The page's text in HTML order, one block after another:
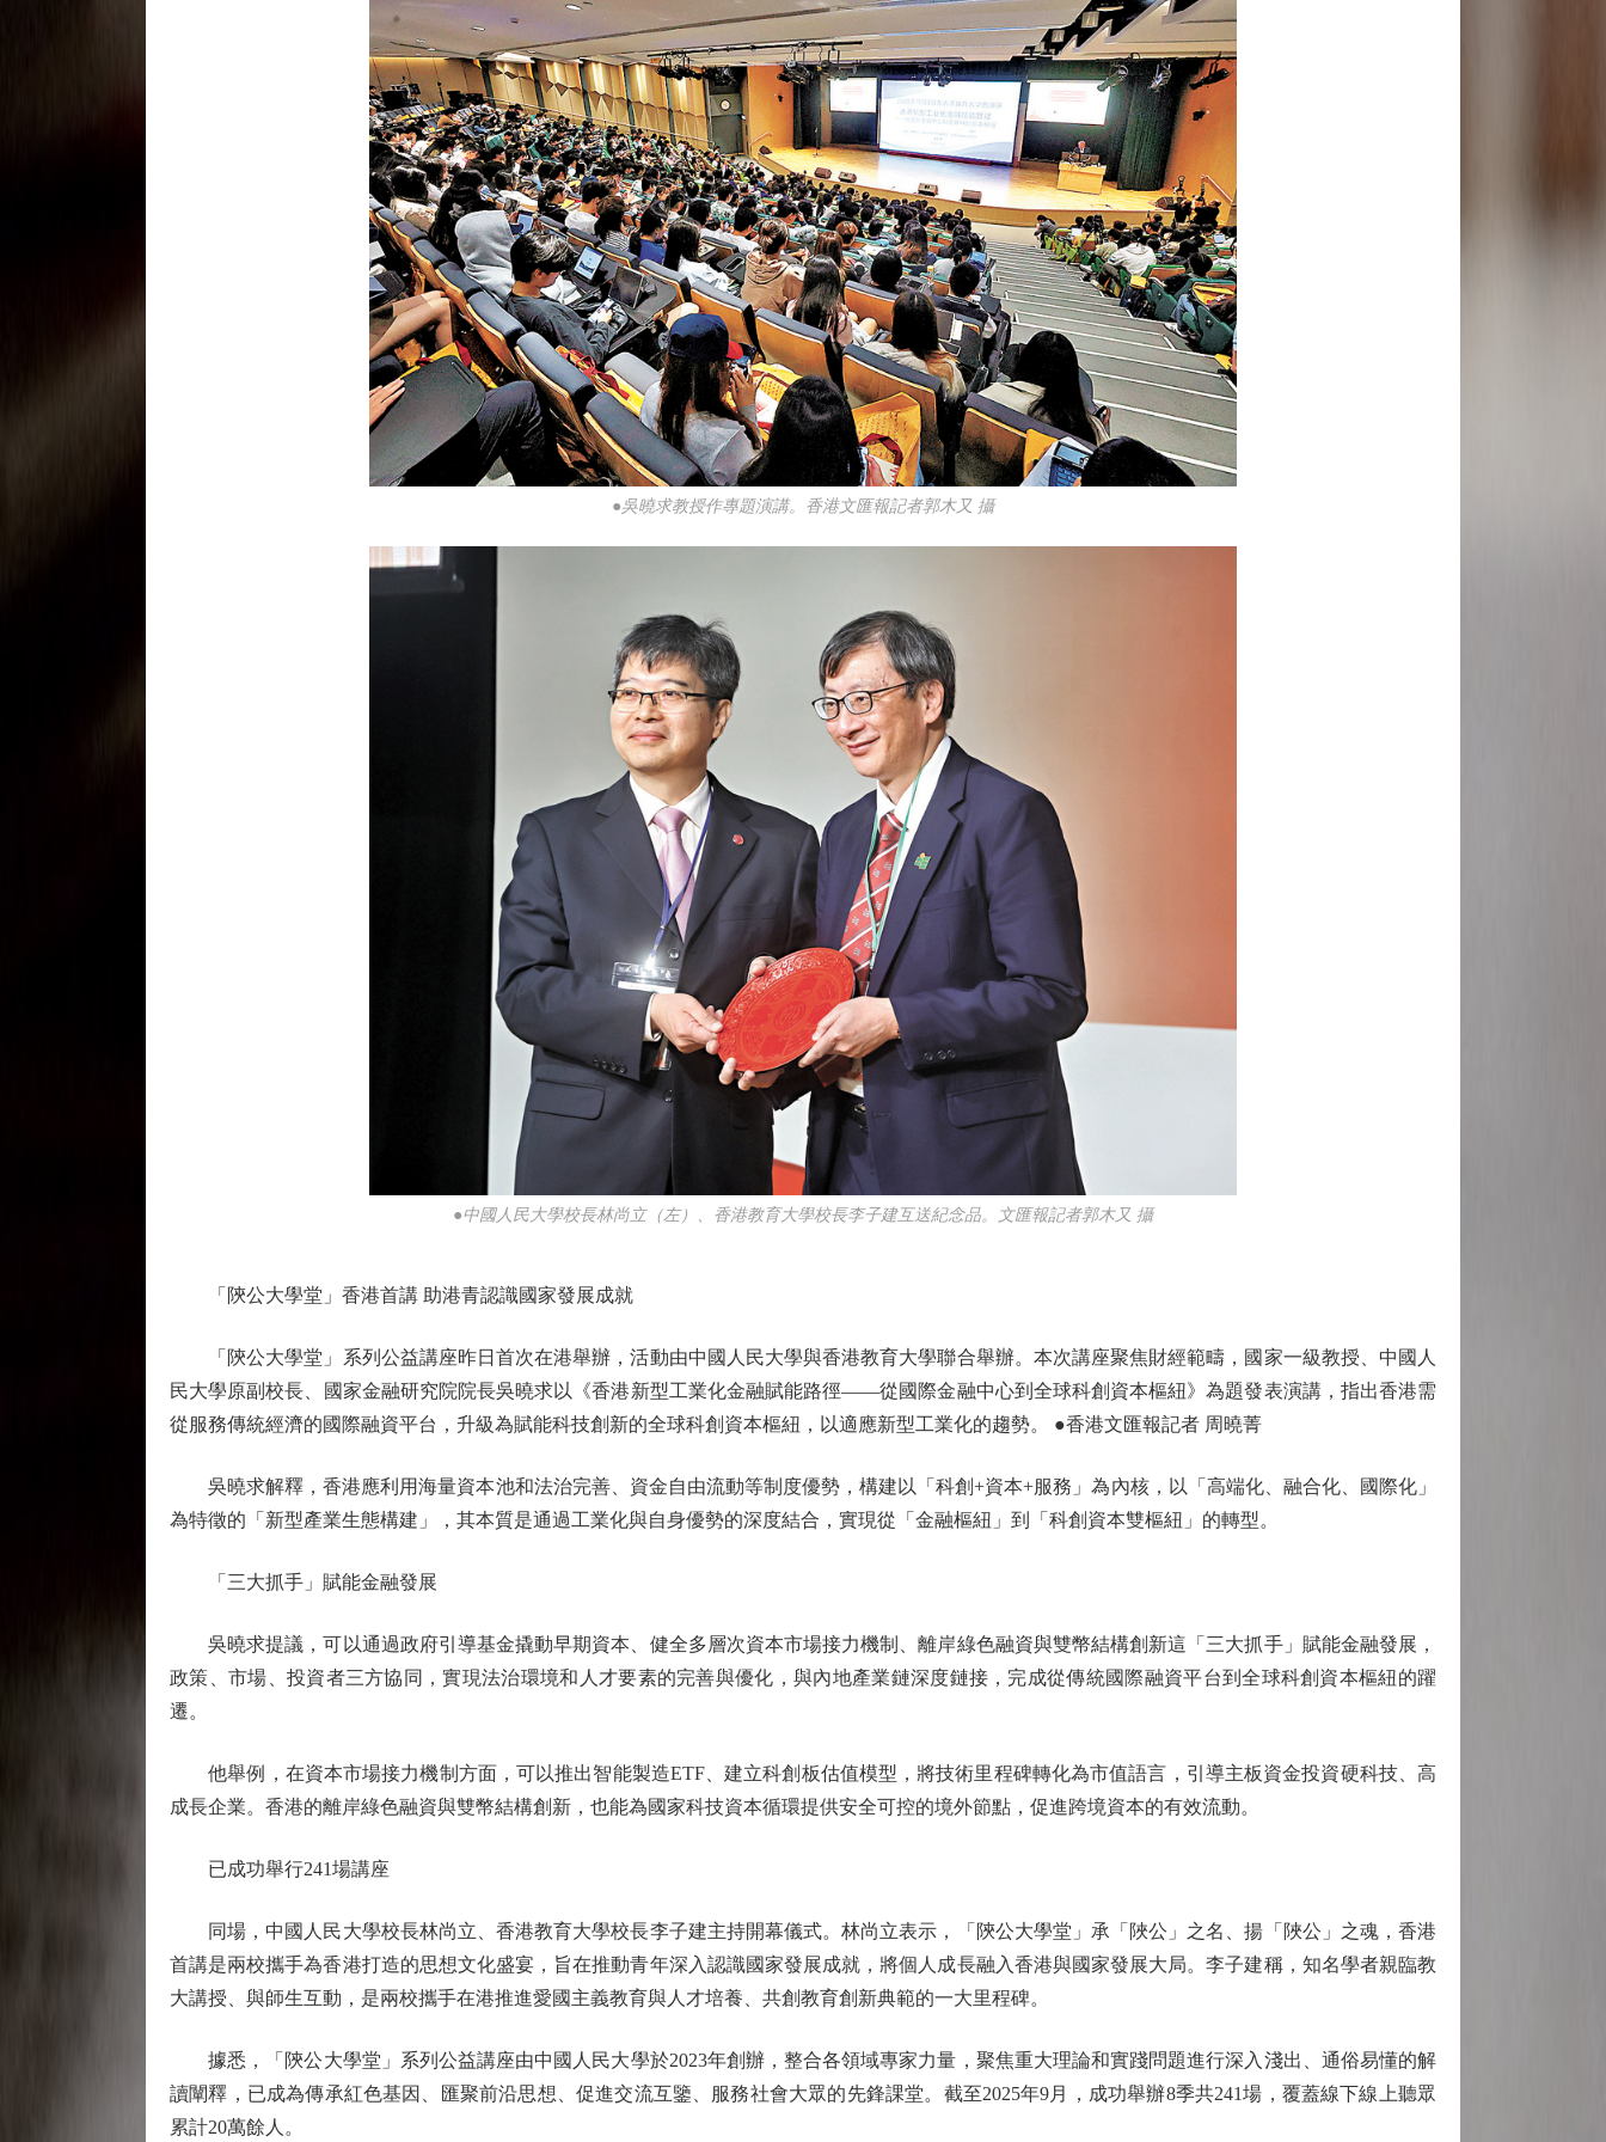
●吳曉求教授作專題演講。香港文匯報記者郭木又 攝
●中國人民大學校長林尚立（左）、香港教育大學校長李子建互送紀念品。文匯報記者郭木又 攝
「陝公大學堂」香港首講 助港青認識國家發展成就
「陝公大學堂」系列公益講座昨日首次在港舉辦，活動由中國人民大學與香港教育大學聯合舉辦。本次講座聚焦財經範疇，國家一級教授、中國人
民大學原副校長、國家金融研究院院長吳曉求以《香港新型工業化金融賦能路徑——從國際金融中心到全球科創資本樞紐》為題發表演講，指出香港需
從服務傳統經濟的國際融資平台，升級為賦能科技創新的全球科創資本樞紐，以適應新型工業化的趨勢。 ●香港文匯報記者 周曉菁
吳曉求解釋，香港應利用海量資本池和法治完善、資金自由流動等制度優勢，構建以「科創+資本+服務」為內核，以「高端化、融合化、國際化」
為特徵的「新型產業生態構建」，其本質是通過工業化與自身優勢的深度結合，實現從「金融樞紐」到「科創資本雙樞紐」的轉型。
「三大抓手」賦能金融發展
吳曉求提議，可以通過政府引導基金撬動早期資本、健全多層次資本市場接力機制、離岸綠色融資與雙幣結構創新這「三大抓手」賦能金融發展，
政策、市場、投資者三方協同，實現法治環境和人才要素的完善與優化，與內地產業鏈深度鏈接，完成從傳統國際融資平台到全球科創資本樞紐的躍
遷。
他舉例，在資本市場接力機制方面，可以推出智能製造ETF、建立科創板估值模型，將技術里程碑轉化為市值語言，引導主板資金投資硬科技、高
成長企業。香港的離岸綠色融資與雙幣結構創新，也能為國家科技資本循環提供安全可控的境外節點，促進跨境資本的有效流動。
已成功舉行241場講座
同場，中國人民大學校長林尚立、香港教育大學校長李子建主持開幕儀式。林尚立表示，「陝公大學堂」承「陜公」之名、揚「陜公」之魂，香港
首講是兩校攜手為香港打造的思想文化盛宴，旨在推動青年深入認識國家發展成就，將個人成長融入香港與國家發展大局。李子建稱，知名學者親臨教
大講授、與師生互動，是兩校攜手在港推進愛國主義教育與人才培養、共創教育創新典範的一大里程碑。
據悉，「陝公大學堂」系列公益講座由中國人民大學於2023年創辦，整合各領域專家力量，聚焦重大理論和實踐問題進行深入淺出、通俗易懂的解
讀闡釋，已成為傳承紅色基因、匯聚前沿思想、促進交流互鑒、服務社會大眾的先鋒課堂。截至2025年9月，成功舉辦8季共241場，覆蓋線下線上聽眾
累計20萬餘人。